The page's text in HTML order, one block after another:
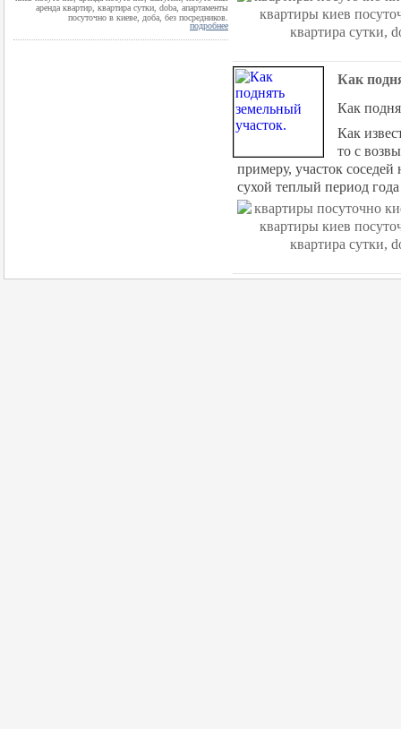
подробнее
Как
Как
Как
то с
примеру, участок
сухой теплый период